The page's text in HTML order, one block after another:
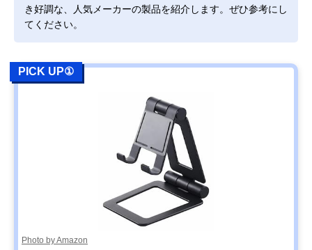
き好調な、人気メーカーの製品を紹介します。ぜひ参考にし
てください。
PICK UP①
Photo by Amazon